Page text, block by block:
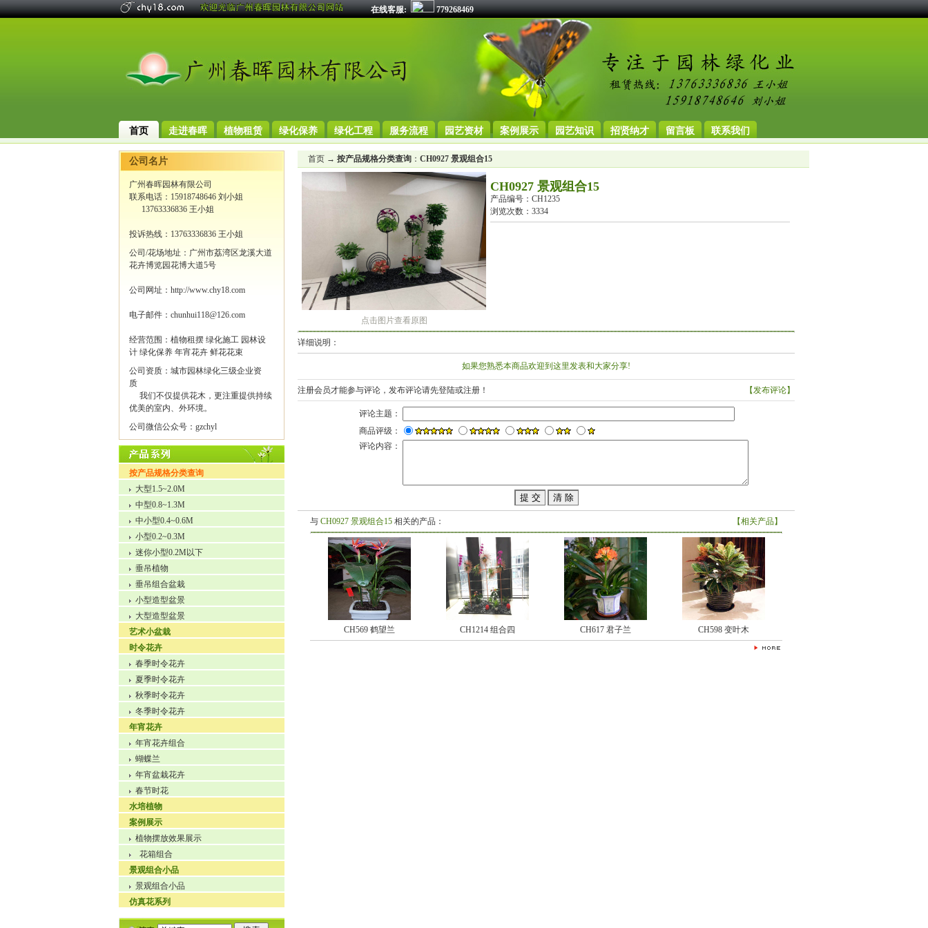
在线客服: 779268469
首页 走进春晖 植物租赁 绿化保养 绿化工程 服务流程 园艺资材 案例展示 园艺知识 招贤纳才 留言板 联系我们
公司名片
广州春晖园林有限公司
联系电话：15918748646 刘小姐
13763336836 王小姐
投诉热线：13763336836 王小姐
公司/花场地址：广州市荔湾区龙溪大道
花卉博览园花博大道5号
公司网址：http://www.chy18.com
电子邮件：chunhui118@126.com
经营范围：植物租摆 绿化施工 园林设
计 绿化保养 年宵花卉 鲜花花束
公司资质：城市园林绿化三级企业资
质
我们不仅提供花木，更注重提供持续
优美的室内、外环境。
公司微信公众号：gzchyl
按产品规格分类查询
大型1.5~2.0M
中型0.8~1.3M
中小型0.4~0.6M
小型0.2~0.3M
迷你小型0.2M以下
垂吊植物
垂吊组合盆栽
小型造型盆景
大型造型盆景
艺术小盆栽
时令花卉
春季时令花卉
夏季时令花卉
秋季时令花卉
冬季时令花卉
年宵花卉
年宵花卉组合
蝴蝶兰
年宵盆栽花卉
春节时花
水培植物
案例展示
植物摆放效果展示
花箱组合
景观组合小品
景观组合小品
仿真花系列
首页 → 按产品规格分类查询 ： CH0927 景观组合15
点击图片查看原图
CH0927 景观组合15
产品编号：CH1235
浏览次数：3334
详细说明：
如果您熟悉本商品欢迎到这里发表和大家分享!
注册会员才能参与评论，发布评论请先登陆或注册！ 【发布评论】
评论主题：
商品评级：
评论内容：
与 CH0927 景观组合15 相关的产品： 【相关产品】
CH569 鹤望兰 CH1214 组合四 CH617 君子兰 CH598 变叶木